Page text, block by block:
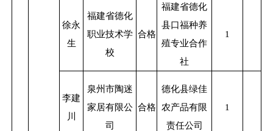
徐永
生
福建省德化
职业技术学
校
合格
福建省德化
县口福种养
殖专业合作
社
1
李建
川
泉州市陶迷
家居有限公
司
合格
德化县绿佳
农产品有限
责任公司
1